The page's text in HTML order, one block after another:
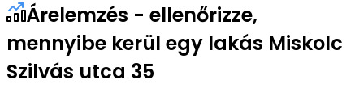
Árelemzés - ellenőrizze,
mennyibe kerül egy lakás Miskolc
Szilvás utca 35